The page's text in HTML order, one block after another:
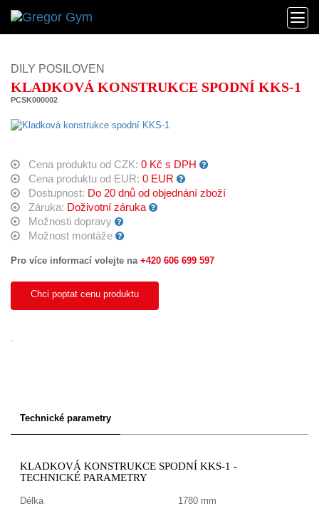
DILY POSILOVEN
KLADKOVÁ KONSTRUKCE SPODNÍ KKS-1
PCSK000002
Cena produktu od CZK: 0 Kč s DPH
Cena produktu od EUR: 0 EUR
Dostupnost: Do 20 dnů od objednání zboží
Záruka: Doživotní záruka
Možnosti dopravy
Možnost montáže
Pro více informací volejte na +420 606 699 597
Chci poptat cenu produktu
.
Technické parametry
KLADKOVÁ KONSTRUKCE SPODNÍ KKS-1 -
TECHNICKÉ PARAMETRY
Délka 1780 mm